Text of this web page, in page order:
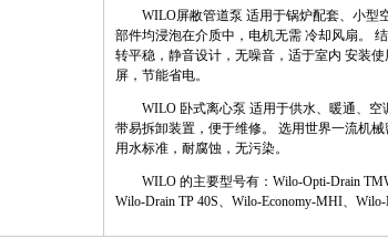
WILO屏敝管道泵 适用于锅炉配套、小型空
部件均浸泡在介质中，电机无需 冷却风扇。
转平稳，静音设计，无噪音，适于室内 安装
屏，节能省电。
WILO 卧式离心泵 适用于供水、暖通、空调
带易拆卸装置，便于维修。 选用世界一流机
用水标准，耐腐蚀，无污染。
WILO 的主要型号有：Wilo-Opti-Drain TMW
Wilo-Drain TP 40S、Wilo-Economy-MHI、